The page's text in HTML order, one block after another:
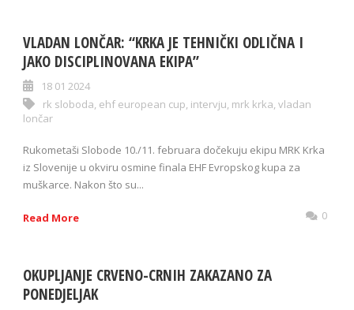
VLADAN LONČAR: “KRKA JE TEHNIČKI ODLIČNA I
JAKO DISCIPLINOVANA EKIPA”
18 01 2024
rk sloboda, ehf european cup, intervju, mrk krka, vladan
lončar
Rukometaši Slobode 10./11. februara dočekuju ekipu MRK Krka
iz Slovenije u okviru osmine finala EHF Evropskog kupa za
muškarce. Nakon što su...
Read More 0
OKUPLJANJE CRVENO-CRNIH ZAKAZANO ZA
PONEDJELJAK